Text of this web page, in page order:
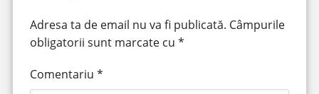
Adresa ta de email nu va fi publicată. Câmpurile
obligatorii sunt marcate cu *
Comentariu *